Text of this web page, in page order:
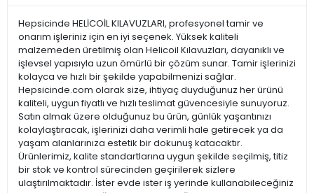
Hepsicinde HELİCOİL KILAVUZLARI, profesyonel tamir ve
onarım işleriniz için en iyi seçenek. Yüksek kaliteli
malzemeden üretilmiş olan Helicoil Kılavuzları, dayanıklı ve
işlevsel yapısıyla uzun ömürlü bir çözüm sunar. Tamir işlerinizi
kolayca ve hızlı bir şekilde yapabilmenizi sağlar.
Hepsicinde.com olarak size, ihtiyaç duyduğunuz her ürünü
kaliteli, uygun fiyatlı ve hızlı teslimat güvencesiyle sunuyoruz.
Satın almak üzere olduğunuz bu ürün, günlük yaşantınızı
kolaylaştıracak, işlerinizi daha verimli hale getirecek ya da
yaşam alanlarınıza estetik bir dokunuş katacaktır.
Ürünlerimiz, kalite standartlarına uygun şekilde seçilmiş, titiz
bir stok ve kontrol sürecinden geçirilerek sizlere
ulaştırılmaktadır. İster evde ister iş yerinde kullanabileceğiniz